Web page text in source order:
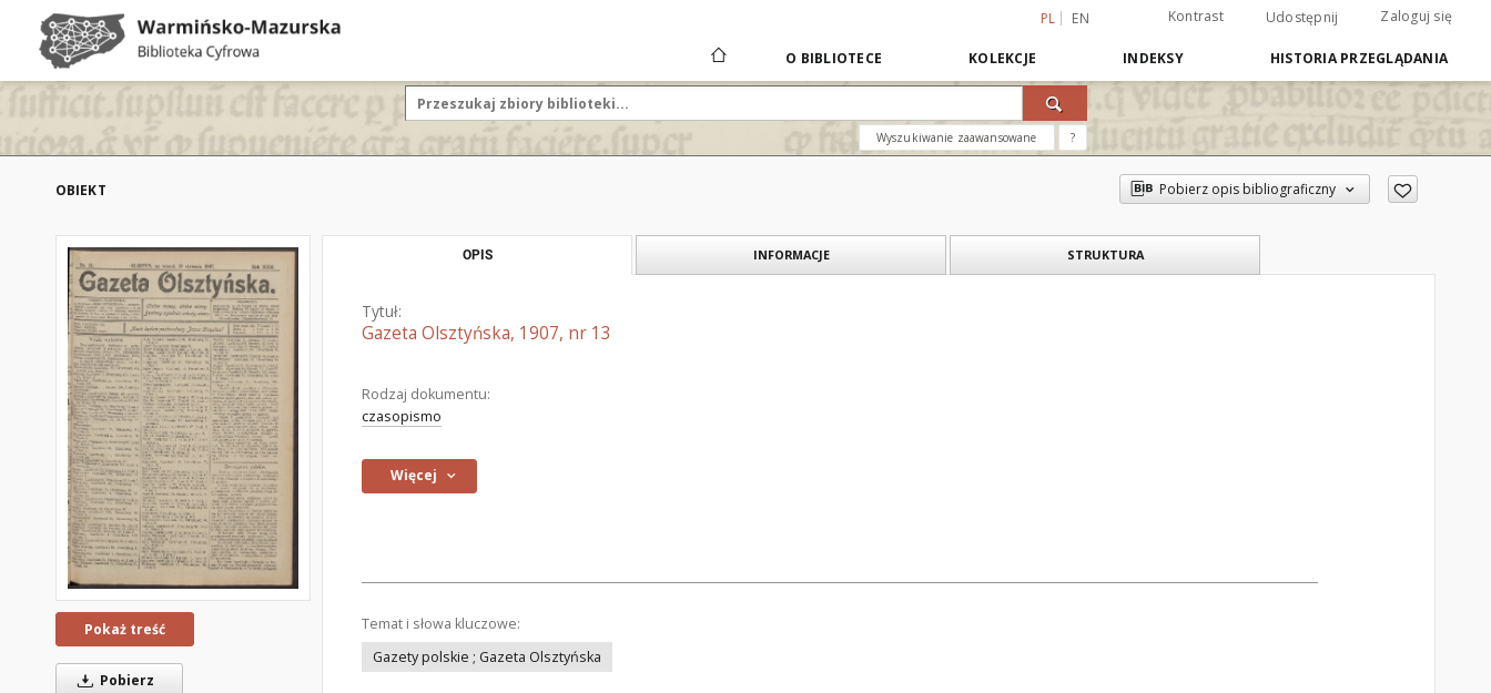
PL EN Kontrast Udostępnij Zaloguj się
O BIBLIOTECE KOLEKCJE INDEKSY HISTORIA PRZEGLĄDANIA
Wyszukiwanie zaawansowane ?
OBIEKT Pobierz opis bibliograficzny
Pokaż treść
Pobierz
OPIS INFORMACJE STRUKTURA
Tytuł:
Gazeta Olsztyńska, 1907, nr 13
Rodzaj dokumentu:
czasopismo
Więcej
Temat i słowa kluczowe:
Gazety polskie ; Gazeta Olsztyńska